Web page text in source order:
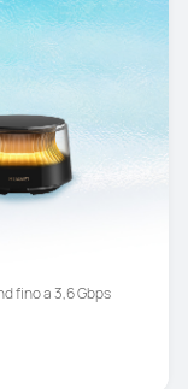
fino a 3,6 Gbps